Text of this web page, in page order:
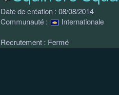
Date de création : 08/08/2014
Communauté :
Internationale
Recrutement : Fermé